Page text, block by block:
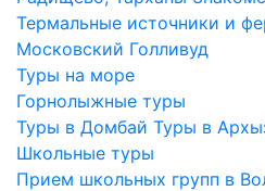
Термальные источники и
Московский Голливуд
Туры на море
Горнолыжные туры
Туры в Домбай Туры в
Школьные туры
Прием школьных групп в